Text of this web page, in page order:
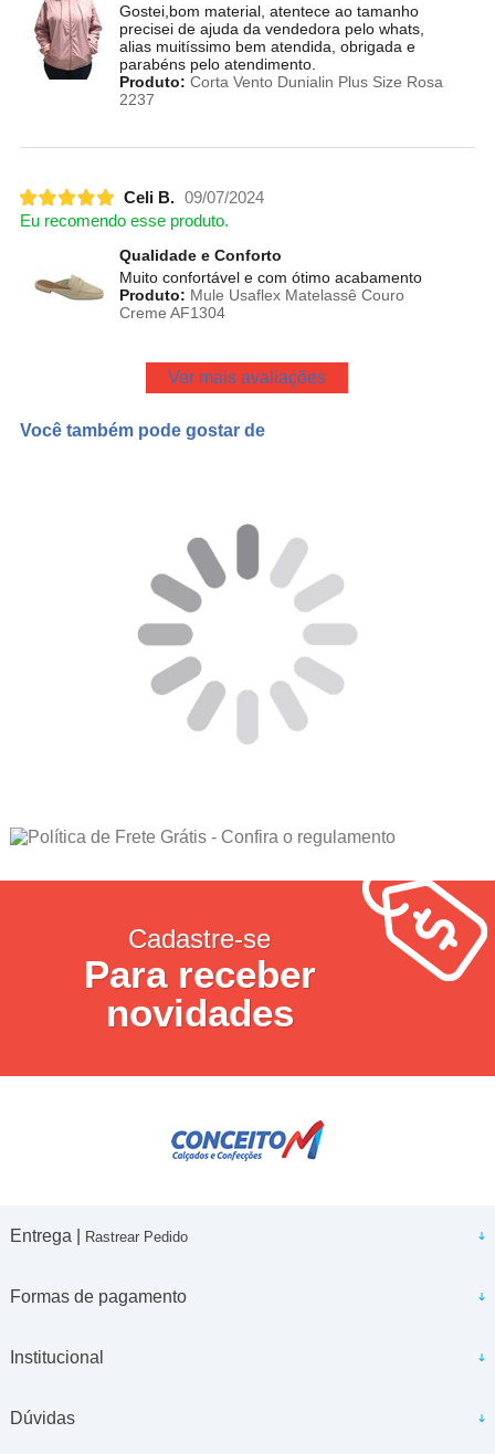
Gostei,bom material, atentece ao tamanho
precisei de ajuda da vendedora pelo whats,
alias muitíssimo bem atendida, obrigada e
parabéns pelo atendimento.
Produto: Corta Vento Dunialin Plus Size Rosa
2237
Celi B. 09/07/2024
Eu recomendo esse produto.
Qualidade e Conforto
Muito confortável e com ótimo acabamento
Produto: Mule Usaflex Matelassê Couro
Creme AF1304
Ver mais avaliações
Você também pode gostar de
Cadastre-se
Para receber
novidades
Entrega | Rastrear Pedido
Formas de pagamento
Institucional
Dúvidas